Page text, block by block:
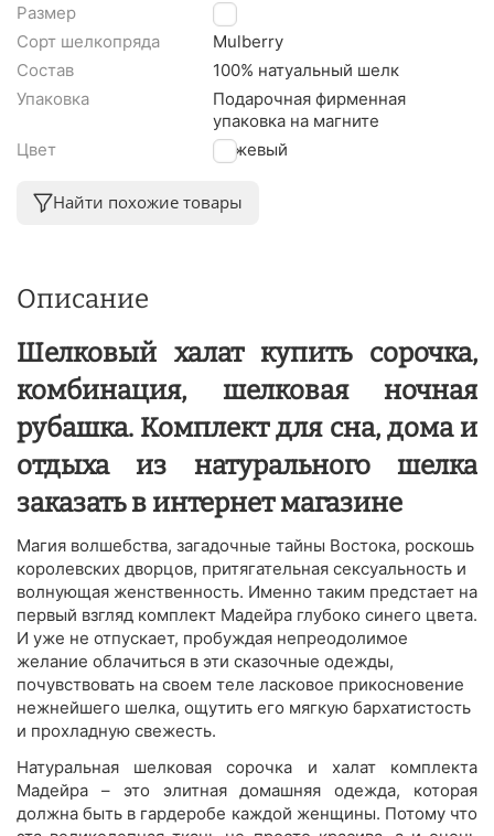
Размер
M
Сорт шелкопряда
Mulberry
Состав
100% натуальный шелк
Упаковка
Подарочная фирменная
упаковка на магните
Цвет
Бежевый
Найти похожие товары
Описание
Шелковый халат купить сорочка,
комбинация, шелковая ночная
рубашка. Комплект для сна, дома и
отдыха из натурального шелка
заказать в интернет магазине
Магия волшебства, загадочные тайны Востока, роскошь
королевских дворцов, притягательная сексуальность и
волнующая женственность. Именно таким предстает на
первый взгляд комплект Мадейра глубоко синего цвета.
И уже не отпускает, пробуждая непреодолимое
желание облачиться в эти сказочные одежды,
почувствовать на своем теле ласковое прикосновение
нежнейшего шелка, ощутить его мягкую бархатистость
и прохладную свежесть.
Натуральная шелковая сорочка и халат комплекта
Мадейра – это элитная домашняя одежда, которая
должна быть в гардеробе каждой женщины. Потому что